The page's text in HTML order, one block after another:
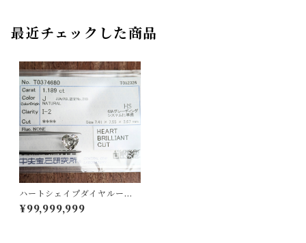
最近チェックした商品
ハートシェイプダイヤルース
【1.189ct】PRO208928
¥99,999,999